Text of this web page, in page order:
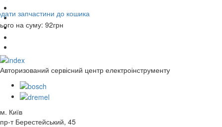
запчастини до кошика
на суму: 92грн
Авторизований сервісний центр електроінструменту
м. Київ
пр-т Берестейський, 45